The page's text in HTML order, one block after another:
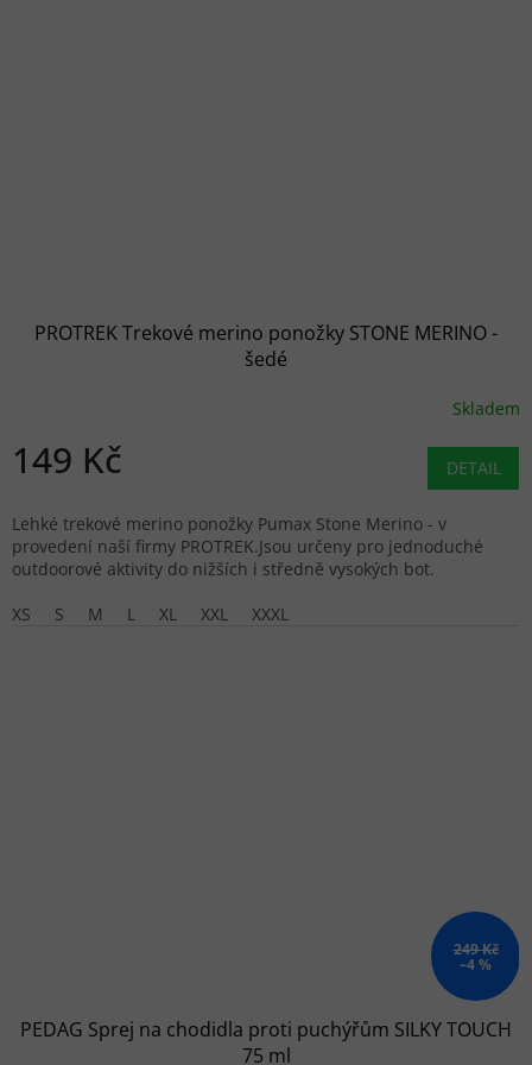
PROTREK Trekové merino ponožky STONE MERINO -
šedé
Skladem
149 Kč DETAIL
Lehké trekové merino ponožky Pumax Stone Merino - v
provedení naší firmy PROTREK.Jsou určeny pro jednoduché
outdoorové aktivity do nižších i středně vysokých bot.
XS
S M L XL XXL XXXL
249 Kč
–4 %
PEDAG Sprej na chodidla proti puchýřům SILKY TOUCH
75 ml